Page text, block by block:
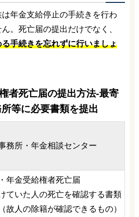
年金支給停止の手続きを行わ
。死亡届の提出だけでなく、
手続きを忘れずに行いましょ
者死亡届の提出方法-最寄
等に必要書類を提出
務所・年金相談センター
・年金受給権者死亡届
ていた人の死亡を確認する書類
故人の除籍が確認できるもの）